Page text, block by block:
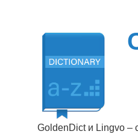
GoldenDict и Lingvo –